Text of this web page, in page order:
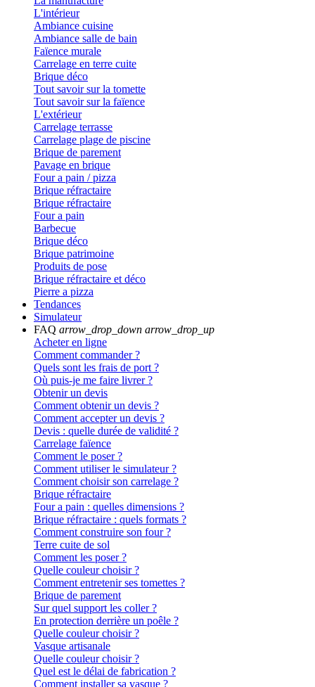
L'intérieur
Ambiance cuisine
Ambiance salle de bain
Faïence murale
Carrelage en terre cuite
Brique déco
Tout savoir sur la tomette
Tout savoir sur la faïence
L'extérieur
Carrelage terrasse
Carrelage plage de piscine
Brique de parement
Pavage en brique
Four a pain / pizza
Brique réfractaire
Brique réfractaire
Four a pain
Barbecue
Brique déco
Brique patrimoine
Produits de pose
Brique réfractaire et déco
Pierre a pizza
Tendances
Simulateur
FAQ arrow_drop_down arrow_drop_up
Acheter en ligne
Comment commander ?
Quels sont les frais de port ?
Où puis-je me faire livrer ?
Obtenir un devis
Comment obtenir un devis ?
Comment accepter un devis ?
Devis : quelle durée de validité ?
Carrelage faïence
Comment le poser ?
Comment utiliser le simulateur ?
Comment choisir son carrelage ?
Brique réfractaire
Four a pain : quelles dimensions ?
Brique réfractaire : quels formats ?
Comment construire son four ?
Terre cuite de sol
Comment les poser ?
Quelle couleur choisir ?
Comment entretenir ses tomettes ?
Brique de parement
Sur quel support les coller ?
En protection derrière un poêle ?
Quelle couleur choisir ?
Vasque artisanale
Quelle couleur choisir ?
Quel est le délai de fabrication ?
Comment installer sa vasque ?